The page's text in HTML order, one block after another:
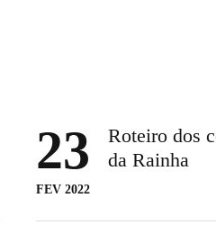
23
FEV 2022
Roteiro dos
da Rainha